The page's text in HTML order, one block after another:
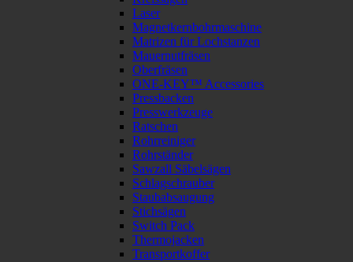
Laser
Magnetkernbohrmaschine
Matrizen für Lochstanzen
Mauernutfräsen
Oberfräsen
ONE-KEY™ Accessories
Pressbacken
Presswerkzeuge
Ratschen
Rohrreiniger
Rohrständer
Sawzall Säbelsägen
Schlagschrauber
Staubabsaugung
Stichsägen
Switch Pack
Thermojacken
Transportkoffer